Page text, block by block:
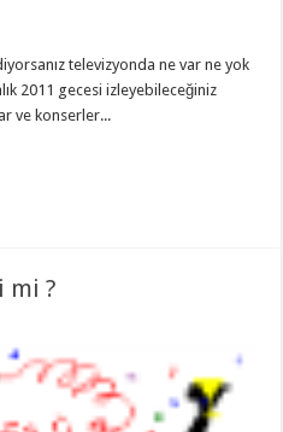
televizyonda ne var ne yok
2011 gecesi izleyebileceğiniz
ve konserler...
mi ?